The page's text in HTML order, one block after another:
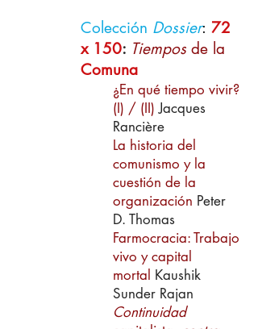
Colección Dossier: 72
x 150: Tiempos de la
Comuna
¿En qué tiempo vivir?
(I) / (II) Jacques
Rancière
La historia del
comunismo y la
cuestión de la
organización Peter
D. Thomas
Farmocracia: Trabajo
vivo y capital
mortal Kaushik
Sunder Rajan
Continuidad